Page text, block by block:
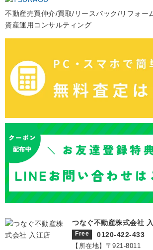
不動産売買仲介/買取/リースバック/リフォー
資産運用コンサルティング
つなぐ不動産株式会社
Free 0120-422-433
【所在地】〒921‐8011